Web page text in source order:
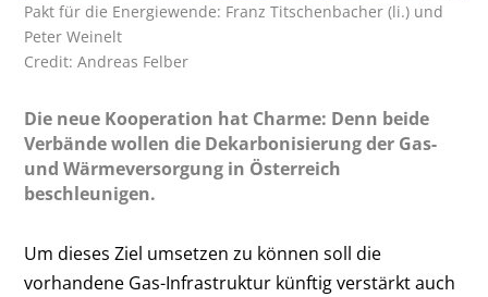
Pakt für die Energiewende: Franz Titschenbacher (li.) und
Peter Weinelt
Credit: Andreas Felber
Die neue Kooperation hat Charme: Denn beide
Verbände wollen die Dekarbonisierung der Gas-
und Wärmeversorgung in Österreich
beschleunigen.
Um dieses Ziel umsetzen zu können soll die
vorhandene Gas-Infrastruktur künftig verstärkt auch